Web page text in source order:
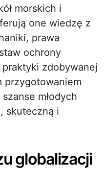
morskich i
one wiedzę z
prawa
ochrony
praktyki zdobywanej
przygotowaniem
młodych
skuteczną i
globalizacji